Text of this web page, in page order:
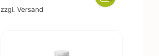
zzgl. Versand